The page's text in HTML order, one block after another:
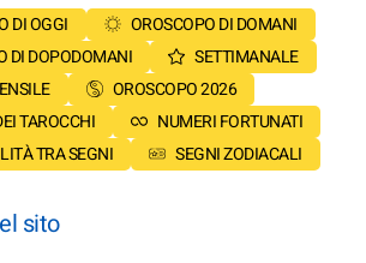
DI OGGI
OROSCOPO DI DOMANI
DI DOPODOMANI
SETTIMANALE
OROSCOPO 2026
TAROCCHI
NUMERI FORTUNATI
TRA SEGNI
SEGNI ZODIACALI
sito